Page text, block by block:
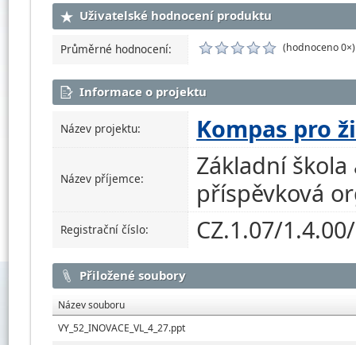
Uživatelské hodnocení produktu
Průměrné hodnocení: (hodnoceno 0×)
Informace o projektu
Název projektu: Kompas pro
Název příjemce:
Základní škola
příspěvková
Registrační číslo: CZ.1.07/
Přiložené soubory
Název souboru
VY_52_INOVACE_VL_4_27.ppt